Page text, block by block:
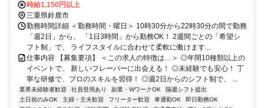
時給1,150円以上
三重県鈴鹿市
勤務時間詳細 ＜勤務時間・曜日＞ 10時30分から22時30分の間で勤務
「週2日」から、 「1日3時間」から勤務OK！ 2週間ごとの「希望シ
フト制」で、 ライフスタイルに合わせて柔軟に働けます...
仕事内容 【募集要項】 ＜この求人の特徴は…＞ ◎年間10種類以上の
イベントで、 新しいフレーバーに出会える！ ◎未経験でも安心！ 丁
寧な研修で、プロのスキルを習得！ ◎週2日からのシフト制で、 ...
業界未経験者歓迎 社員登用あり 副業・WワークOK
隔週シフト提出
土日祝のみOK
主婦・主夫歓迎 フリーター歓迎 車通勤OK
即日勤務OK